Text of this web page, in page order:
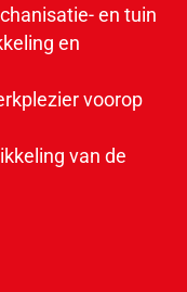
en tuin
en
voorop
van de